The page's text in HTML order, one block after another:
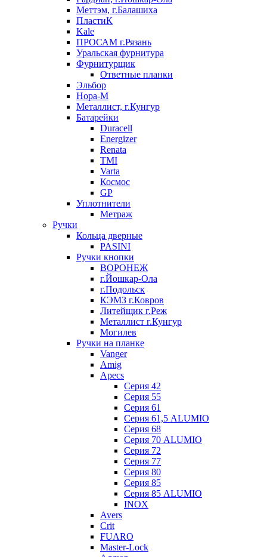
Меттэм, г.Балашиха
ПластиК
Kale
ПРОСАМ г.Рязань
Уральская фурнитура
Фурнитурщик
Ответные планки
Эльбор
Нора-М
Металлист, г.Кунгур
Батарейки
Duracell
Energizer
Renata
TMI
Varta
Космос
GP
Уплотнители
Метраж
Ручки
Кольца дверные
PASINI
Ручки кнопки
ВОРОНЕЖ
г.Йошкар-Ола
г.Подольск
КЭМЗ г.Ковров
Литейщик г.Реж
Металлист г.Кунгур
Могилев
Ручки на планке
Vanger
Amig
Apecs
Серия 42
Серия 55
Серия 61
Серия 61,5 ALUMIO
Серия 68
Серия 70 ALUMIO
Серия 72
Серия 77
Серия 80
Серия 85
Серия 85 ALUMIO
INOX
Avers
Crit
FUARO
Master-Lock